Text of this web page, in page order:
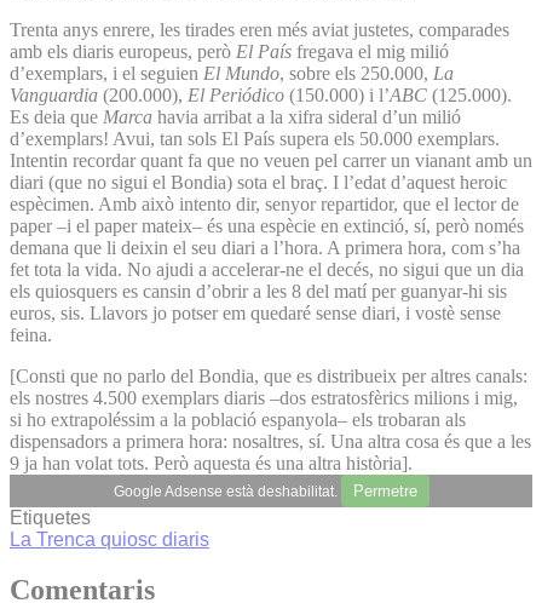
Trenta anys enrere, les tirades eren més aviat justetes, comparades
amb els diaris europeus, però El País fregava el mig milió
d’exemplars, i el seguien El Mundo, sobre els 250.000, La
Vanguardia (200.000), El Periódico (150.000) i l’ABC (125.000).
Es deia que Marca havia arribat a la xifra sideral d’un milió
d’exemplars! Avui, tan sols El País supera els 50.000 exemplars.
Intentin recordar quant fa que no veuen pel carrer un vianant amb un
diari (que no sigui el Bondia) sota el braç. I l’edat d’aquest heroic
espècimen. Amb això intento dir, senyor repartidor, que el lector de
paper –i el paper mateix– és una espècie en extinció, sí, però només
demana que li deixin el seu diari a l’hora. A primera hora, com s’ha
fet tota la vida. No ajudi a accelerar-ne el decés, no sigui que un dia
els quiosquers es cansin d’obrir a les 8 del matí per guanyar-hi sis
euros, sis. Llavors jo potser em quedaré sense diari, i vostè sense
feina.
[Consti que no parlo del Bondia, que es distribueix per altres canals:
els nostres 4.500 exemplars diaris –dos estratosfèrics milions i mig,
si ho extrapoléssim a la població espanyola– els trobaran als
dispensadors a primera hora: nosaltres, sí. Una altra cosa és que a les
9 ja han volat tots. Però aquesta és una altra història].
Google Adsense està deshabilitat. Permetre
Etiquetes
La Trenca quiosc diaris
Comentaris